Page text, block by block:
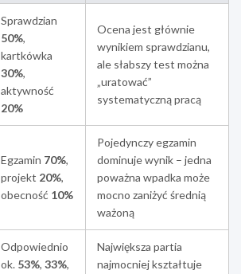
Sprawdzian
50%,
kartkówka
30%,
aktywność
20%
Ocena jest głównie
wynikiem sprawdzianu,
ale słabszy test można
„uratować”
systematyczną pracą
Egzamin 70%,
projekt 20%,
obecność 10%
Pojedynczy egzamin
dominuje wynik – jedna
poważna wpadka może
mocno zaniżyć średnią
ważoną
Odpowiednio
ok. 53%, 33%,
Największa partia
najmocniej kształtuje